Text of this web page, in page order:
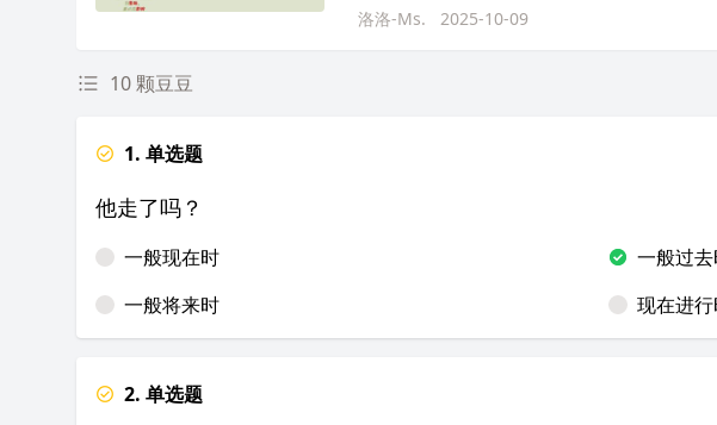
洛洛-Ms. 2025-10-09
10 颗豆豆
1. 单选题
他走了吗？
一般现在时
一般过
一般将来时
现在进
2. 单选题